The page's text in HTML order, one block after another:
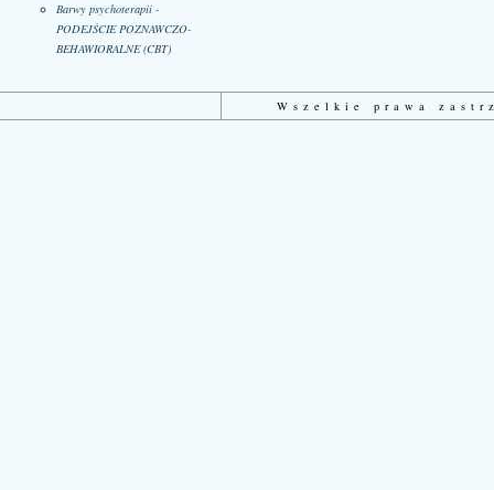
Barwy psychoterapii -
PODEJŚCIE POZNAWCZO-
BEHAWIORALNE (CBT)
Wszelkie prawa